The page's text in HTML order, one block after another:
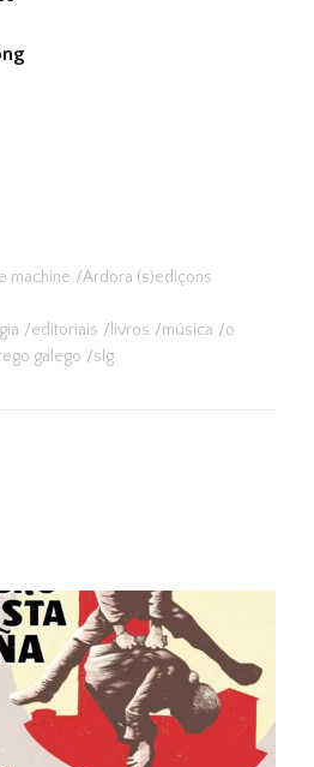
machine
Ardora (s)ediçons
editoriais livros música
o
galego slg